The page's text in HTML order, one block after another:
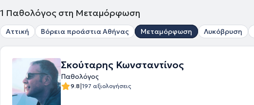
1 Παθολόγος στη Μεταμόρφωση
Αττική Βόρεια προάστια Αθήνας Μεταμόρφωση Λυκόβρυση
Σκούταρης Κωνσταντίνος
Παθολόγος
9.8|197 αξιολογήσεις